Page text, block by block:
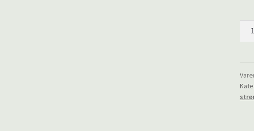
VA
(230
V,